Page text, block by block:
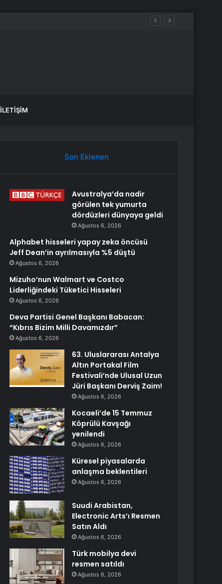
İLETIŞIM
Son Eklenen
Avustralya’da nadir
görülen tek yumurta
dördüzleri dünyaya geldi
Ağustos 6, 2026
Alphabet hisseleri yapay zeka öncüsü
Jeff Dean’in ayrılmasıyla %5 düştü
Ağustos 6, 2026
Mizuho’nun Walmart ve Costco
Liderliğindeki Tüketici Hisseleri
Ağustos 6, 2026
Deva Partisi Genel Başkanı Babacan:
“Kıbrıs Bizim Milli Davamızdır”
Ağustos 6, 2026
63. Uluslararası Antalya
Altın Portakal Film
Festivali’nde Ulusal Uzun
Jüri Başkanı Derviş Zaim!
Ağustos 6, 2026
Kocaeli’de 15 Temmuz
Köprülü Kavşağı
yenilendi
Ağustos 6, 2026
Küresel piyasalarda
anlaşma beklentileri
Ağustos 6, 2026
Suudi Arabistan,
Electronic Arts’ı Resmen
Satın Aldı
Ağustos 6, 2026
Türk mobilya devi
resmen satıldı
Ağustos 6, 2026